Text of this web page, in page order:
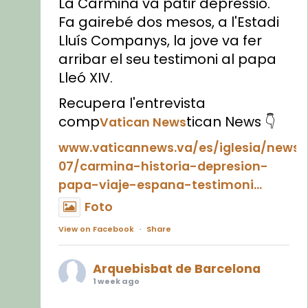
Fa gairebé dos mesos, a l'Estadi
Lluís Companys, la jove va fer
arribar el seu testimoni al papa
Lleó XIV.
Recupera l'entrevista
compVatican Newstican News 👇
www.vaticannews.va/es/iglesia/news/
07/carmina-historia-depresion-
papa-viaje-espana-testimoni...
Foto
View on Facebook · Share
Arquebisbat de Barcelona
1 week ago